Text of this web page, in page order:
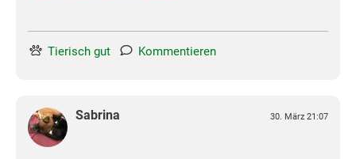
Tierisch gut Kommentieren
Sabrina 30. März 21:07